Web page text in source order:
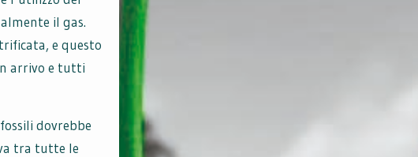
il gas.
e questo
arrivo e tutti
dovrebbe
tra tutte le